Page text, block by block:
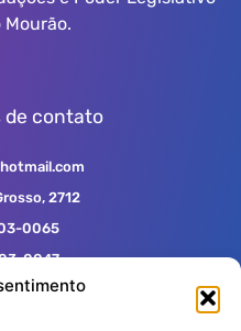
Mourão.
de contato
2712
0065
0047
0400
2725